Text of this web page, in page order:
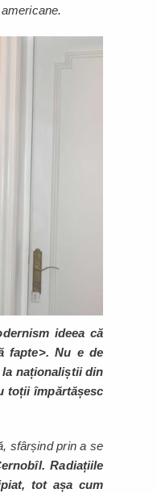
ideea că
fapte>. Nu e de
naționaliștii din
toții împărtășesc
sfârșind prin a se
Radiațiile
tot așa cum